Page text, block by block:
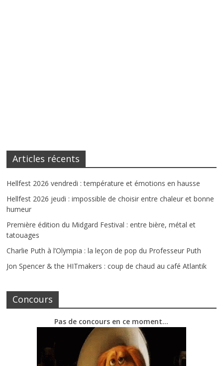
Articles récents
Hellfest 2026 vendredi : température et émotions en hausse
Hellfest 2026 jeudi : impossible de choisir entre chaleur et bonne
humeur
Première édition du Midgard Festival : entre bière, métal et
tatouages
Charlie Puth à l’Olympia : la leçon de pop du Professeur Puth
Jon Spencer & the HITmakers : coup de chaud au café Atlantik
Concours
Pas de concours en ce moment…